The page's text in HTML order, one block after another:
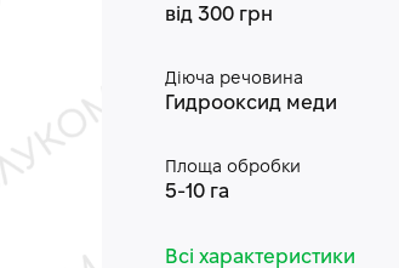
від 300 грн
Діюча речовина
Гидрооксид меди
Площа обробки
5-10 га
Всі характеристики